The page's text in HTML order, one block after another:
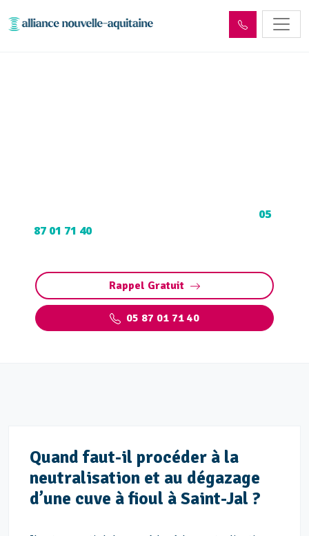
05
87 01 71 40
Rappel Gratuit
05 87 01 71 40
Quand faut-il procéder à la
neutralisation et au dégazage
d’une cuve à fioul à Saint-Jal ?